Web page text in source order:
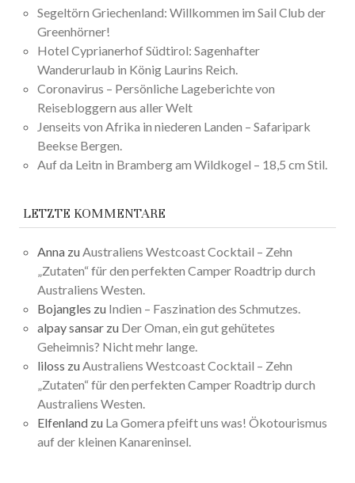
Segeltörn Griechenland: Willkommen im Sail Club der
Greenhörner!
Hotel Cyprianerhof Südtirol: Sagenhafter
Wanderurlaub in König Laurins Reich.
Coronavirus – Persönliche Lageberichte von
Reisebloggern aus aller Welt
Jenseits von Afrika in niederen Landen – Safaripark
Beekse Bergen.
Auf da Leitn in Bramberg am Wildkogel – 18,5 cm Stil.
LETZTE KOMMENTARE
Anna zu Australiens Westcoast Cocktail – Zehn
„Zutaten“ für den perfekten Camper Roadtrip durch
Australiens Westen.
Bojangles zu Indien – Faszination des Schmutzes.
alpay sansar zu Der Oman, ein gut gehütetes
Geheimnis? Nicht mehr lange.
liloss zu Australiens Westcoast Cocktail – Zehn
„Zutaten“ für den perfekten Camper Roadtrip durch
Australiens Westen.
Elfenland zu La Gomera pfeift uns was! Ökotourismus
auf der kleinen Kanareninsel.